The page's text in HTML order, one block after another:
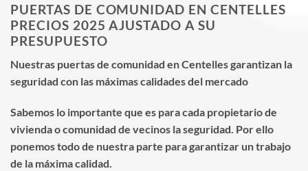
PUERTAS DE COMUNIDAD EN CENTELLES
PRECIOS 2025 AJUSTADO A SU
PRESUPUESTO
Nuestras puertas de comunidad en Centelles garantizan la
seguridad con las máximas calidades del mercado
Sabemos lo importante que es para cada propietario de
vivienda o comunidad de vecinos la seguridad. Por ello
ponemos todo de nuestra parte para garantizar un trabajo
de la máxima calidad.